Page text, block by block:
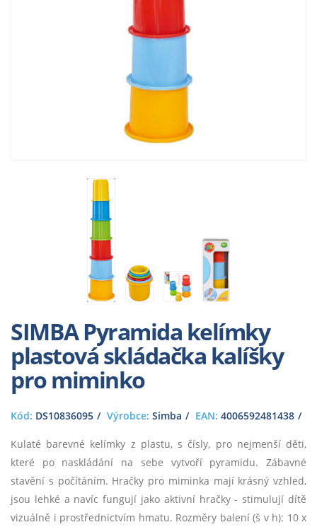
SIMBA Pyramida kelímky
plastová skládačka kalíšky
pro miminko
Kód: DS10836095 Výrobce: Simba EAN: 4006592481438
Kulaté barevné kelímky z plastu, s čísly, pro nejmenší děti,
které po naskládání na sebe vytvoří pyramidu. Zábavné
stavění s počítáním. Hračky pro miminka mají krásný vzhled,
jsou lehké a navíc fungují jako aktivní hračky - stimulují dítě
vizuálně i prostřednictvím hmatu. Rozměry balení (š v h): 10 x